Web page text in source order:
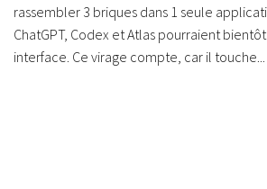
rassembler 3 briques dans 1 seule
ChatGPT, Codex et Atlas pourraient
interface. Ce virage compte, car il touche...